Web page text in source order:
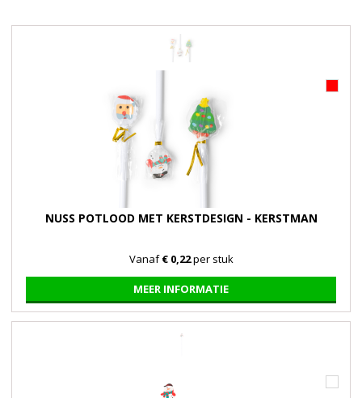
NUSS POTLOOD MET KERSTDESIGN - KERSTMAN
Vanaf€ 0,22per stuk
MEER INFORMATIE